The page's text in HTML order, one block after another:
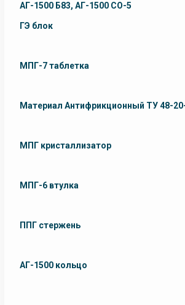
АГ-1500 Б83, АГ-1500 СО-5
ГЭ блок
МПГ-7 таблетка
Материал Антифрикционный ТУ 48-
МПГ кристаллизатор
МПГ-6 втулка
ППГ стержень
АГ-1500 кольцо